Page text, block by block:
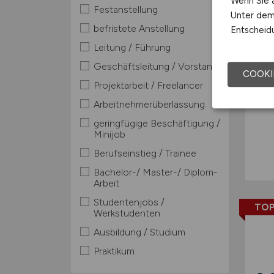
Festanstellung
befristete Anstellung
Leitung / Führung
Geschäftsleitung / Vorstand
Projektarbeit / Freelancer
Arbeitnehmerüberlassung
geringfügige Beschäftigung /
Minijob
Berufseinstieg / Trainee
Bachelor-/ Master-/ Diplom-
Arbeit
Studentenjobs /
Werkstudenten
Ausbildung / Studium
Praktikum
Unter